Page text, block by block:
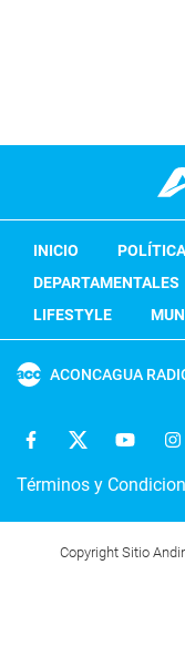
INICIO POLÍTICA
DEPARTAMENTALES
LIFESTYLE
ACONCAGUA
Términos y
Copyright Sitio